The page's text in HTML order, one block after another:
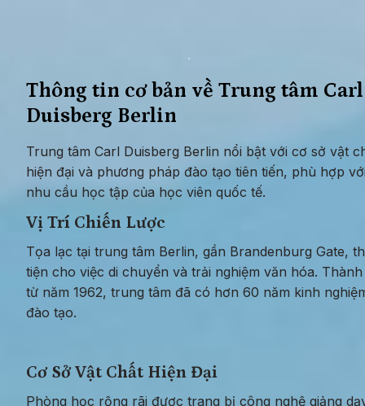
Thông tin cơ bản về Trung tâm Carl
Duisberg Berlin
Trung tâm Carl Duisberg Berlin nổi bật với cơ sở vật
hiện đại và phương pháp đào tạo tiên tiến, phù hợp
nhu cầu học tập của học viên quốc tế.
Vị Trí Chiến Lược
Tọa lạc tại trung tâm Berlin, gần Brandenburg Gate,
tiện cho việc di chuyển và trải nghiệm văn hóa.
từ năm 1962, trung tâm đã có hơn 60 năm kinh
đào tạo.
Cơ Sở Vật Chất Hiện Đại
Phòng học rộng rãi được trang bị công nghệ giảng